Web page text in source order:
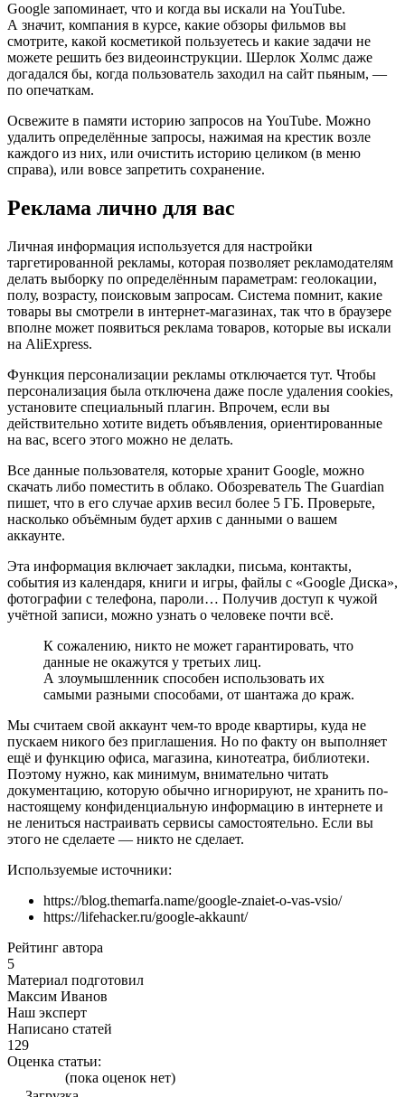
Google запоминает, что и когда вы искали на YouTube.
А значит, компания в курсе, какие обзоры фильмов вы
смотрите, какой косметикой пользуетесь и какие задачи не
можете решить без видеоинструкции. Шерлок Холмс даже
догадался бы, когда пользователь заходил на сайт пьяным, —
по опечаткам.
Освежите в памяти историю запросов на YouTube. Можно
удалить определённые запросы, нажимая на крестик возле
каждого из них, или очистить историю целиком (в меню
справа), или вовсе запретить сохранение.
Реклама лично для вас
Личная информация используется для настройки
таргетированной рекламы, которая позволяет рекламодателям
делать выборку по определённым параметрам: геолокации,
полу, возрасту, поисковым запросам. Система помнит, какие
товары вы смотрели в интернет-магазинах, так что в браузере
вполне может появиться реклама товаров, которые вы искали
на AliExpress.
Функция персонализации рекламы отключается тут. Чтобы
персонализация была отключена даже после удаления cookies,
установите специальный плагин. Впрочем, если вы
действительно хотите видеть объявления, ориентированные
на вас, всего этого можно не делать.
Все данные пользователя, которые хранит Google, можно
скачать либо поместить в облако. Обозреватель The Guardian
пишет, что в его случае архив весил более 5 ГБ. Проверьте,
насколько объёмным будет архив с данными о вашем
аккаунте.
Эта информация включает закладки, письма, контакты,
события из календаря, книги и игры, файлы с «Google Диска»,
фотографии с телефона, пароли… Получив доступ к чужой
учётной записи, можно узнать о человеке почти всё.
К сожалению, никто не может гарантировать, что
данные не окажутся у третьих лиц.
А злоумышленник способен использовать их
самыми разными способами, от шантажа до краж.
Мы считаем свой аккаунт чем-то вроде квартиры, куда не
пускаем никого без приглашения. Но по факту он выполняет
ещё и функцию офиса, магазина, кинотеатра, библиотеки.
Поэтому нужно, как минимум, внимательно читать
документацию, которую обычно игнорируют, не хранить по-
настоящему конфиденциальную информацию в интернете и
не лениться настраивать сервисы самостоятельно. Если вы
этого не сделаете — никто не сделает.
Используемые источники:
https://blog.themarfa.name/google-znaiet-o-vas-vsio/
https://lifehacker.ru/google-akkaunt/
Рейтинг автора
5
Материал подготовил
Максим Иванов
Наш эксперт
Написано статей
129
Оценка статьи:
(пока оценок нет)